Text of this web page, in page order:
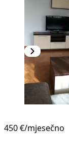
450 €/mjesečno